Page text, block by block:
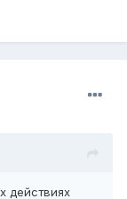
действиях